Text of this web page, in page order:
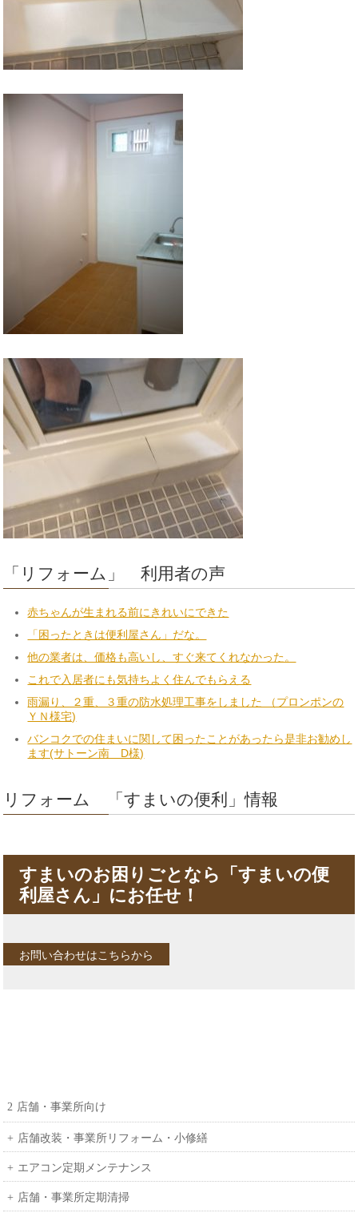
「リフォーム」 利用者の声
赤ちゃんが生まれる前にきれいにできた
「困ったときは便利屋さん」だな。
他の業者は、価格も高いし、すぐ来てくれなかった。
これで入居者にも気持ちよく住んでもらえる
雨漏り、２重、３重の防水処理工事をしました （プロンポンの
ＹＮ様宅)
バンコクでの住まいに関して困ったことがあったら是非お勧めし
ます(サトーン南 D様)
リフォーム 「すまいの便利」情報
すまいのお困りごとなら「すまいの便
利屋さん」にお任せ！
お問い合わせはこちらから
店舗・事業所向け
店舗改装・事業所リフォーム・小修繕
エアコン定期メンテナンス
店舗・事業所定期清掃